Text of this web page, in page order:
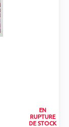
EN
RUPTURE
DE STOCK